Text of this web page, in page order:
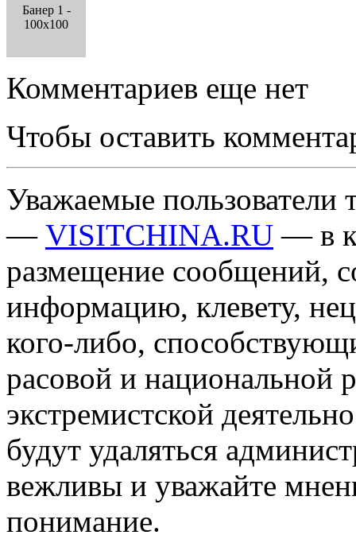
Банер 1 -
100x100
Комментариев еще нет
Чтобы оставить
Уважаемые пользователи
— VISITCHINA.RU — в
размещение сообщений,
информацию, клевету,
кого-либо,
расовой и национальной
экстремистской
будут удаляться
вежливы и уважайте
понимание.